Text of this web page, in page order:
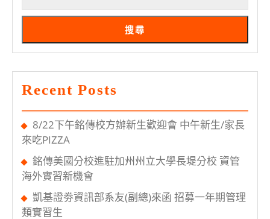
搜尋
Recent Posts
8/22下午銘傳校方辦新生歡迎會 中午新生/家長
來吃PIZZA
銘傳美國分校進駐加州州立大學長堤分校 資管
海外實習新機會
凱基證劵資訊部系友(副總)來函 招募一年期管理
類實習生